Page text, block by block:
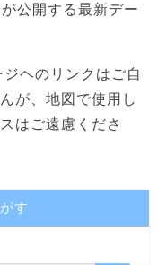
公開する最新デー
ヘのリンクはご自
が、地図で使用し
はご遠慮くださ
す